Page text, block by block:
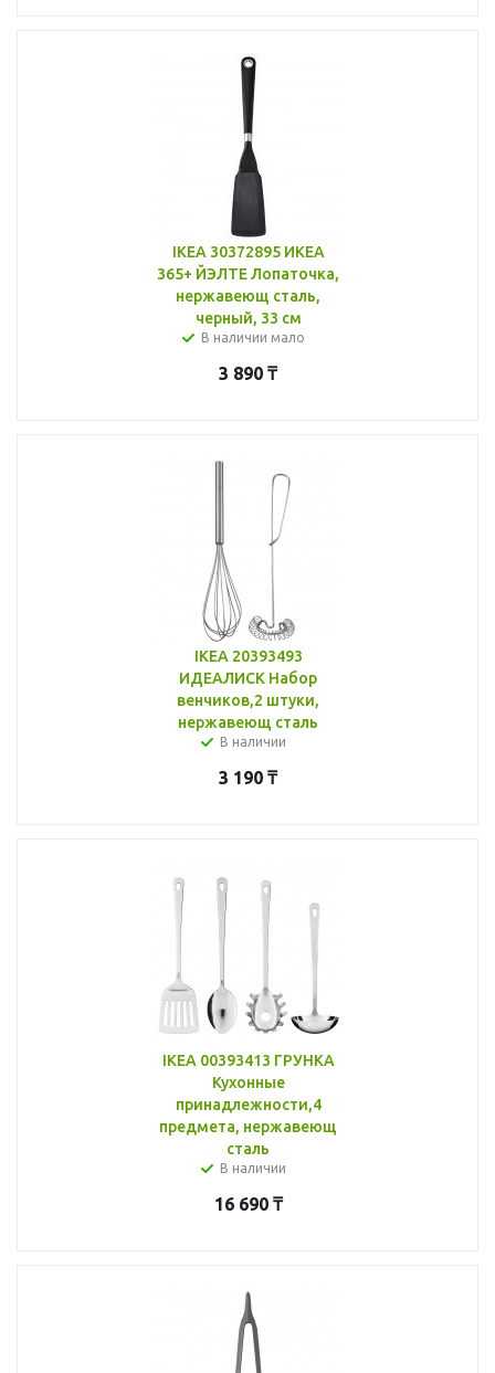
IKEA 30372895 ИКЕА
365+ ЙЭЛТЕ Лопаточка,
нержавеющ сталь,
черный, 33 см
В наличии мало
3 890 ₸
IKEA 20393493
ИДЕАЛИСК Набор
венчиков,2 штуки,
нержавеющ сталь
В наличии
3 190 ₸
IKEA 00393413 ГРУНКА
Кухонные
принадлежности,4
предмета, нержавеющ
сталь
В наличии
16 690₸